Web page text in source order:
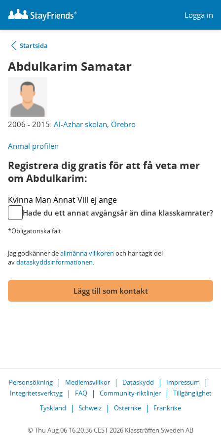
Logga in
Startsida
Abdulkarim Samatar
2006 - 2015: Al-Azhar skolan, Örebro
Anmäl profilen
Registrera dig gratis för att få veta mer
om Abdulkarim:
Kvinna Man AnnatVill ej ange
Hade du ett annat avgångsår än dina klasskamrater?
*Obligatoriska fält
Jag godkänner deallmänna villkoren och har tagit del
avdataskyddsinformationen.
Lägg till som kontakt
Personsökning Medlemsvillkor Dataskydd
Impressum
Integritetsverktyg
FAQ Community-riktlinjer
Tillgänglighet
Tyskland
Schweiz Österrike Frankrike
© Thu Aug 06 16:20:36 CEST 2026 Klassträffen Sweden AB